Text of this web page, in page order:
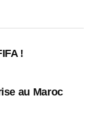
!
au Maroc